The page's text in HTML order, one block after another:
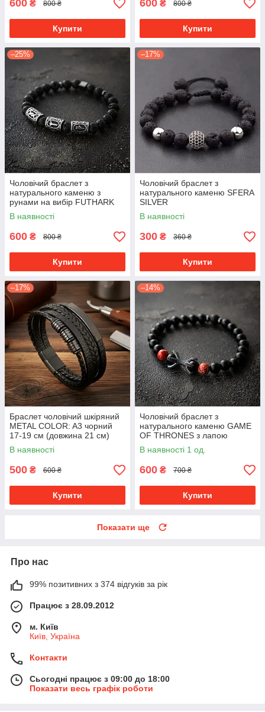
600 ₴ 800 ₴
Купити
600 ₴ 800 ₴
Купити
–25%
Чоловічий браслет з
натурального каменю з
рунами на вибір FUTHARK
преміум якість
В наявності
600 ₴ 800 ₴
Купити
–17%
Чоловічий браслет з
натурального каменю SFERA
SILVER
В наявності
300 ₴ 360 ₴
Купити
–17%
Браслет чоловічий шкіряний
METAL COLOR: A3 чорний
17-19 см (довжина 21 см)
В наявності
500 ₴ 600 ₴
Купити
–14%
Чоловічий браслет з
натурального каменю GAME
OF THRONES з лапою
дракона
В наявності 1 од.
600 ₴ 700 ₴
Купити
Показати ще
Про нас
99% позитивних з 374 відгуків за рік
Працює з 28.09.2012
м. Київ
Київ, Україна
Контакти
Сьогодні працює з 09:00 до 18:00
Показати весь графік роботи